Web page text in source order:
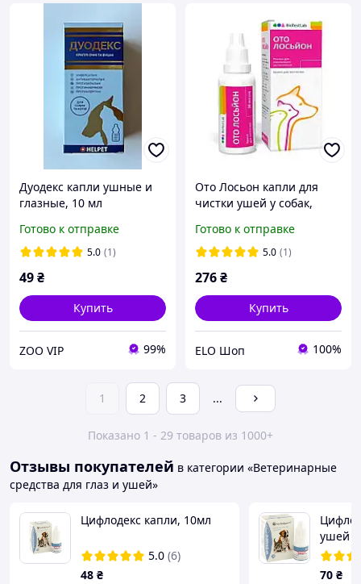
Дуодекс капли ушные и
глазные, 10 мл
Готово к отправке
5.0 (1)
49₴
Купить
ZOO VIP 99%
Ото Лосьон капли для
чистки ушей у собак,
Готово к отправке
5.0 (1)
276₴
Купить
ELO Шоп 100%
1 2 3 ...
Показано 1 - 29 товаров из 1000+
Отзывы покупателей в категории «Ветеринарные
средства для глаз и ушей»
Цифлодекс капли, 10мл
5.0 (6)
48 ₴
ушей и
70 ₴